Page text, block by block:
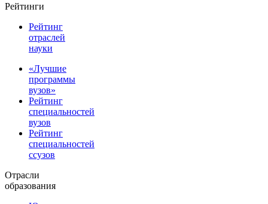
Рейтинги
Рейтинг
отраслей
науки
«Лучшие
программы
вузов»
Рейтинг
специальностей
вузов
Рейтинг
специальностей
ссузов
Отрасли
образования